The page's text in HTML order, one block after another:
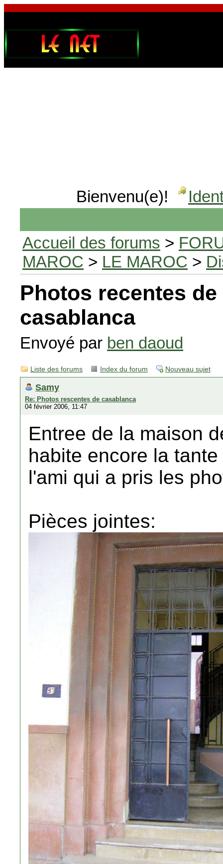
Bienvenu(e)!
Accueil des forums >
MAROC > LE MAROC >
Photos recentes de
casablanca
Envoyé par ben daoud
Liste des forums Index du forum Nouveau sujet
Samy
Re: Photos rescentes de casablanca
04 février 2006, 11:47
Entree de la maison
habite encore la tante
l'ami qui a pris les
Pièces jointes: